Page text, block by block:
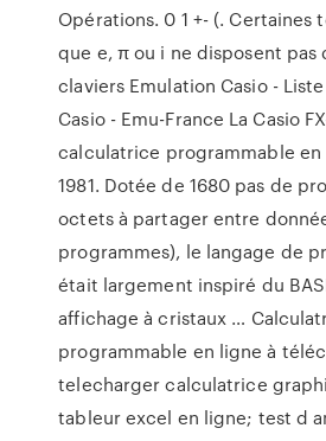
Opérations. 0 1 +- (. Certaines
que e, π ou i ne disposent pas
claviers Emulation Casio -
Casio - Emu-France La Casio
calculatrice programmable en
1981. Dotée de 1680 pas de
octets à partager entre
programmes), le langage de
était largement inspiré du
affichage à cristaux …
programmable en ligne à
telecharger calculatrice
tableur excel en ligne; test d